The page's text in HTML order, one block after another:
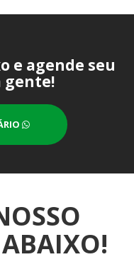
e agende seu
gente!